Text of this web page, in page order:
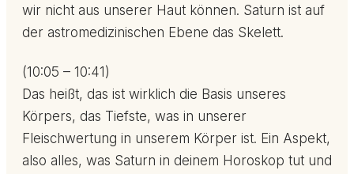
wir nicht aus unserer Haut können. Saturn ist auf
der astromedizinischen Ebene das Skelett.
(10:05 – 10:41)
Das heißt, das ist wirklich die Basis unseres
Körpers, das Tiefste, was in unserer
Fleischwertung in unserem Körper ist. Ein Aspekt,
also alles, was Saturn in deinem Horoskop tut und